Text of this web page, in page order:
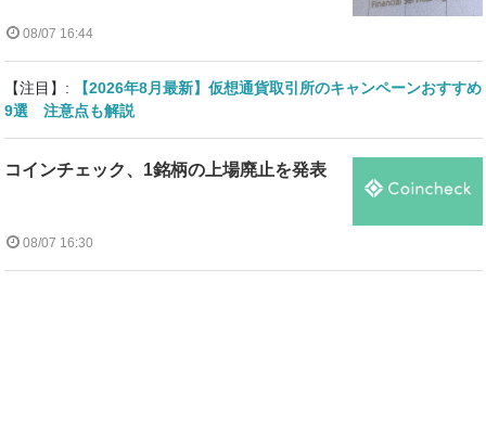
08/07 16:44
【注目】:
【2026年8月最新】仮想通貨取引所のキャンペーンおすすめ
9選 注意点も解説
コインチェック、1銘柄の上場廃止を発表
08/07 16:30